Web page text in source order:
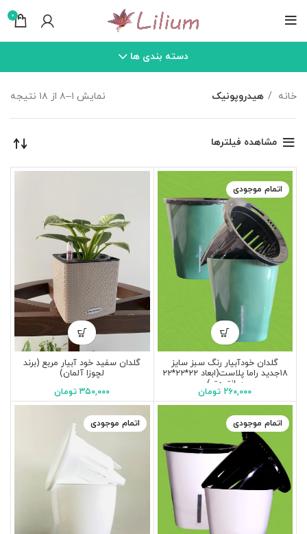
0
دسته بندی ها
خانه هیدروپونیک نمایش ۱–۸ از ۱۸ نتیجه
مشاهده فیلترها
اتمام موجودی
گلدان خودآبیار رنگ سبز سایز
۱۸جدید راما پلاست(ابعاد ۲۲*۲۲*۲۲
سانتیمتر)
۲۶۰,۰۰۰ تومان
گلدان سفید خود آبیار مربع (برند
لچوزا آلمان)
۳۵۰,۰۰۰ تومان
اتمام موجودی اتمام موجودی